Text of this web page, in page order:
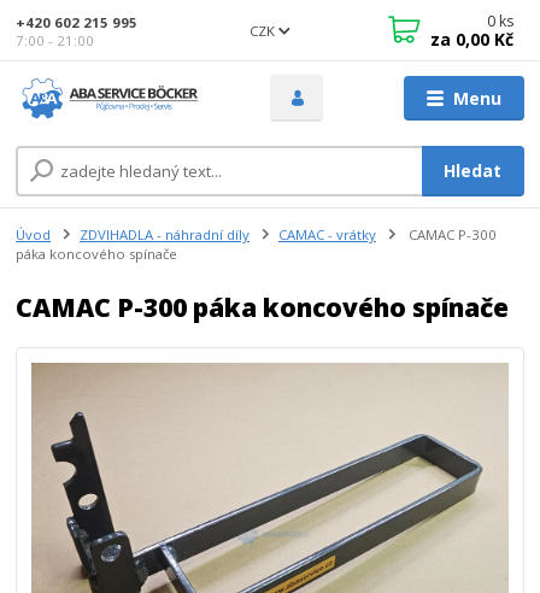
Menu
CZK
Hledat
+420 602 215 995
7:00 - 21:00
0 ks
za 0,00 Kč
Úvod ZDVIHADLA - náhradní díly CAMAC - vrátky
CAMAC P-300
páka koncového spínače
CAMAC P-300 páka koncového spínače